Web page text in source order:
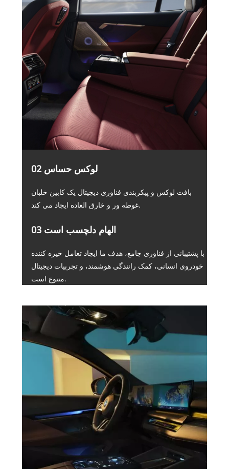
02 لوکس حساس
بافت لوکس و پیکربندی فناوری دیجیتال یک کابین خلبان
غوطه ور و خارق العاده ایجاد می کند.
03 الهام دلچسب است
با پشتیبانی از فناوری جامع، هدف ما ایجاد تعامل خیره کننده
خودروی انسانی، کمک رانندگی هوشمند، و تجربیات دیجیتال
متنوع است.